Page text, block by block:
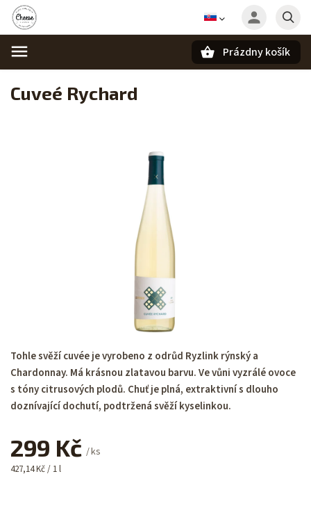
Prázdny košík
Cuveé Rychard
299 Kč / ks
427,14 Kč / 1 l
Tohle svěží cuvée je vyrobeno z odrůd Ryzlink rýnský a
Chardonnay. Má krásnou zlatavou barvu. Ve vůni vyzrálé ovoce
s tóny citrusových plodů. Chuť je plná, extraktivní s dlouho
doznívající dochutí, podtržená svěží kyselinkou.